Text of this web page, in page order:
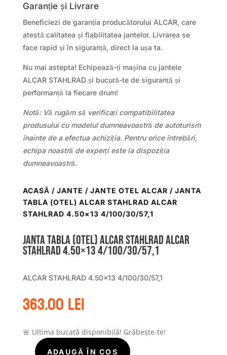
Garanție și Livrare
Beneficiezi de garanția producătorului ALCAR, care
atestă calitatea și fiabilitatea jantelor. Livrarea se
face rapid și în siguranță, direct la ușa ta.
Nu mai astepta! Echipează-ți mașina cu jantele
ALCAR STAHLRAD și bucură-te de siguranță și
performanță la fiecare drum!
Notă: Vă rugăm să verificați compatibilitatea
produsului cu modelul dumneavoastră de autoturism
înainte de a efectua achiziția. Pentru orice întrebări,
echipa noastră de experți este la dispoziția
dumneavoastră.
ACASĂ / JANTE / JANTE OTEL ALCAR / JANTA
TABLA (OTEL) ALCAR STAHLRAD ALCAR
STAHLRAD 4.50×13 4/100/30/57,1
Janta tabla (otel) ALCAR STAHLRAD ALCAR
STAHLRAD 4.50×13 4/100/30/57,1
ALCAR STAHLRAD 4.50×13 4/100/30/57,1
363.00lei
🚨 Ultima bucată disponibilă! Grăbește-te!
ADAUGĂ ÎN COȘ